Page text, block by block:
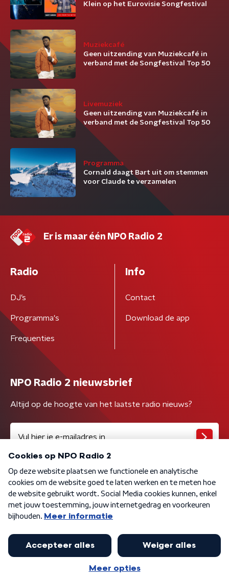
Klein op het Eurovisie Songfestival
Muziekcafé
Geen uitzending van Muziekcafé in
verband met de Songfestival Top 50
Livemuziek
Geen uitzending van Muziekcafé in
verband met de Songfestival Top 50
Programma
Cornald daagt Bart uit om stemmen
voor Claude te verzamelen
Er is maar één NPO Radio 2
Radio
DJ’s
Programma's
Frequenties
Info
Contact
Download de app
NPO Radio 2 nieuwsbrief
Altijd op de hoogte van het laatste radio nieuws?
Algemene voorwaarden